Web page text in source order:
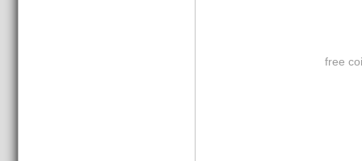
free